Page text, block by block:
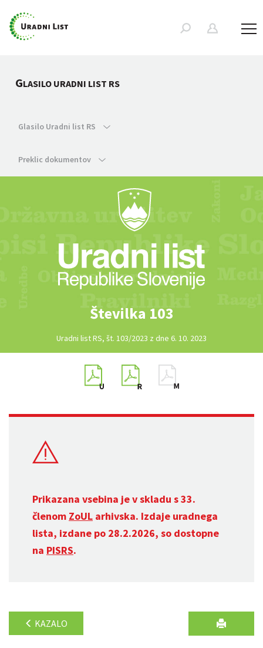
GLASILO URADNI LIST RS
Glasilo Uradni list RS
Preklic dokumentov
Številka 103
Uradni list RS, št. 103/2023 z dne 6. 10. 2023
Prikazana vsebina je v skladu s 33.
členom ZoUL arhivska. Izdaje uradnega
lista, izdane po 28.2.2026, so dostopne
na PISRS.
KAZALO